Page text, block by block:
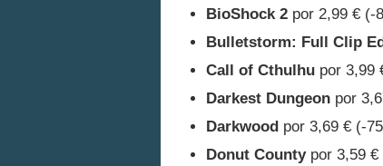
BioShock 2 por 2,99 € (-
Bulletstorm: Full Clip
Call of Cthulhu por 3,99
Darkest Dungeon por
Darkwood por 3,69 € (-
Donut Countypor 3,59 €